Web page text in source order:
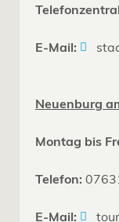
E-Mail:
Neuenburg
Montag bis
Telefon:
E-Mail: